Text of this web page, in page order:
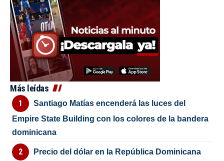
Más leídas
Santiago Matías encenderá las luces del
Empire State Building con los colores de la bandera
dominicana
Precio del dólar en la República Dominicana